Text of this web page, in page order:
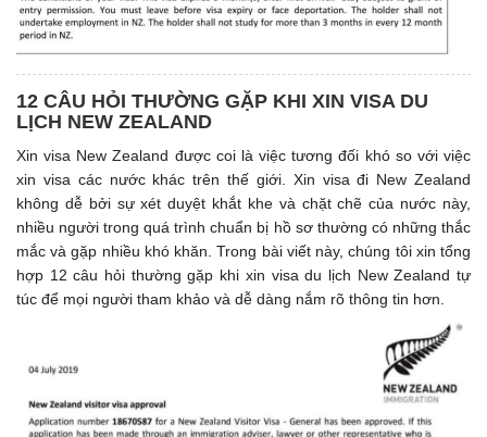
12 CÂU HỎI THƯỜNG GẶP KHI XIN VISA DU
LỊCH NEW ZEALAND
Xin visa New Zealand được coi là việc tương đối khó so với việc
xin visa các nước khác trên thế giới. Xin visa đi New Zealand
không dễ bởi sự xét duyệt khắt khe và chặt chẽ của nước này,
nhiều người trong quá trình chuẩn bị hồ sơ thường có những thắc
mắc và gặp nhiều khó khăn. Trong bài viết này, chúng tôi xin tổng
hợp 12 câu hỏi thường gặp khi xin visa du lịch New Zealand tự
túc để mọi người tham khảo và dễ dàng nắm rõ thông tin hơn.